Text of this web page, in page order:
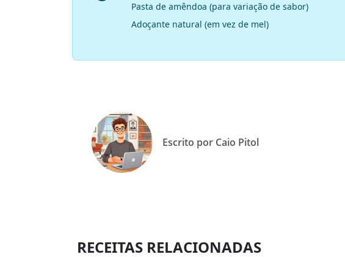
Pasta de amêndoa (para variação de sabor)
Adoçante natural (em vez de mel)
Escrito por Caio Pitol
RECEITAS RELACIONADAS